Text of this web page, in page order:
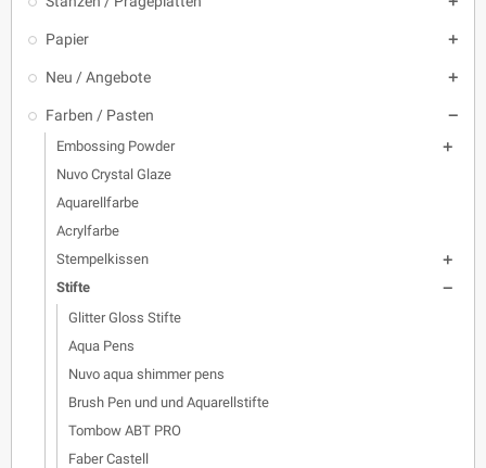
Papier 
Neu / Angebote 
Farben / Pasten 
Embossing Powder 
Nuvo Crystal Glaze
Aquarellfarbe
Acrylfarbe
Stempelkissen

Stifte 
Glitter Gloss Stifte
Aqua Pens
Nuvo aqua shimmer pens
Brush Pen und und Aquarellstifte
Tombow ABT PRO
Faber Castell